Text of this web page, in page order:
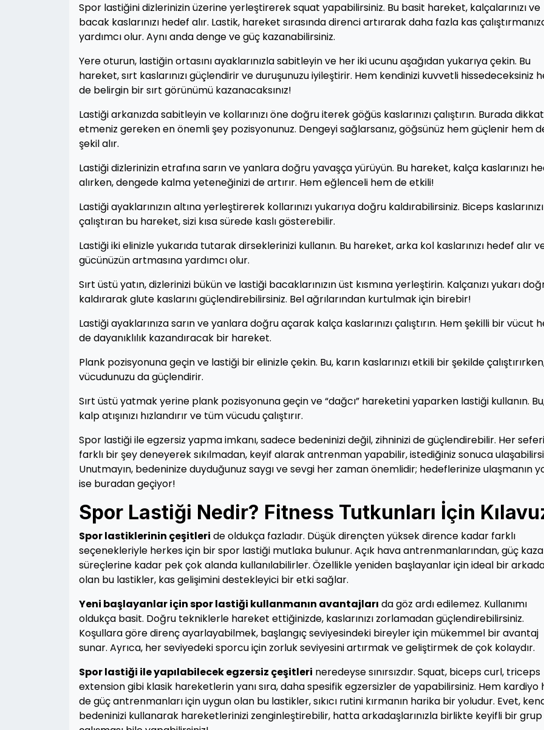
Spor lastiğini dizlerinizin üzerine yerleştirerek squat yapabilirsiniz. Bu basit hareket, kalçalarınızı ve
bacak kaslarınızı hedef alır. Lastik, hareket sırasında direnci artırarak daha fazla kas
yardımcı olur. Aynı anda denge ve güç kazanabilirsiniz.
Yere oturun, lastiğin ortasını ayaklarınızla sabitleyin ve her iki ucunu aşağıdan yukarıya çekin. Bu
hareket, sırt kaslarınızı güçlendirir ve duruşunuzu iyileştirir. Hem kendinizi kuvvetli hissedeceksiniz
de belirgin bir sırt görünümü kazanacaksınız!
Lastiği arkanızda sabitleyin ve kollarınızı öne doğru iterek göğüs kaslarınızı çalıştırın. Burada dikkat
etmeniz gereken en önemli şey pozisyonunuz. Dengeyi sağlarsanız, göğsünüz hem güçlenir hem
şekil alır.
Lastiği dizlerinizin etrafına sarın ve yanlara doğru yavaşça yürüyün. Bu hareket, kalça kaslarınızı
alırken, dengede kalma yeteneğinizi de artırır. Hem eğlenceli hem de etkili!
Lastiği ayaklarınızın altına yerleştirerek kollarınızı yukarıya doğru kaldırabilirsiniz. Biceps kaslarınızı
çalıştıran bu hareket, sizi kısa sürede kaslı gösterebilir.
Lastiği iki elinizle yukarıda tutarak dirseklerinizi kullanın. Bu hareket, arka kol kaslarınızı hedef alır
gücünüzün artmasına yardımcı olur.
Sırt üstü yatın, dizlerinizi bükün ve lastiği bacaklarınızın üst kısmına yerleştirin. Kalçanızı yukarı
kaldırarak glute kaslarını güçlendirebilirsiniz. Bel ağrılarından kurtulmak için birebir!
Lastiği ayaklarınıza sarın ve yanlara doğru açarak kalça kaslarınızı çalıştırın. Hem şekilli bir vücut
de dayanıklılık kazandıracak bir hareket.
Plank pozisyonuna geçin ve lastiği bir elinizle çekin. Bu, karın kaslarınızı etkili bir şekilde
vücudunuzu da güçlendirir.
Sırt üstü yatmak yerine plank pozisyonuna geçin ve “dağcı” hareketini yaparken lastiği kullanın.
kalp atışınızı hızlandırır ve tüm vücudu çalıştırır.
Spor lastiği ile egzersiz yapma imkanı, sadece bedeninizi değil, zihninizi de güçlendirebilir. Her
farklı bir şey deneyerek sıkılmadan, keyif alarak antrenman yapabilir, istediğiniz sonuca
Unutmayın, bedeninize duyduğunuz saygı ve sevgi her zaman önemlidir; hedeflerinize ulaşmanın
ise buradan geçiyor!
Spor Lastiği Nedir? Fitness Tutkunları İçin
Spor lastiklerinin çeşitleri de oldukça fazladır. Düşük dirençten yüksek dirence kadar farklı
seçenekleriyle herkes için bir spor lastiği mutlaka bulunur. Açık hava antrenmanlarından, güç
süreçlerine kadar pek çok alanda kullanılabilirler. Özellikle yeniden başlayanlar için ideal bir
olan bu lastikler, kas gelişimini destekleyici bir etki sağlar.
Yeni başlayanlar için spor lastiği kullanmanın avantajları da göz ardı edilemez. Kullanımı
oldukça basit. Doğru tekniklerle hareket ettiğinizde, kaslarınızı zorlamadan güçlendirebilirsiniz.
Koşullara göre direnç ayarlayabilmek, başlangıç seviyesindeki bireyler için mükemmel bir avantaj
sunar. Ayrıca, her seviyedeki sporcu için zorluk seviyesini artırmak ve geliştirmek de çok kolaydır.
Spor lastiği ile yapılabilecek egzersiz çeşitleri neredeyse sınırsızdır. Squat, biceps curl, triceps
extension gibi klasik hareketlerin yanı sıra, daha spesifik egzersizler de yapabilirsiniz. Hem kardiyo
de güç antrenmanları için uygun olan bu lastikler, sıkıcı rutini kırmanın harika bir yoludur. Evet,
bedeninizi kullanarak hareketlerinizi zenginleştirebilir, hatta arkadaşlarınızla birlikte keyifli bir grup